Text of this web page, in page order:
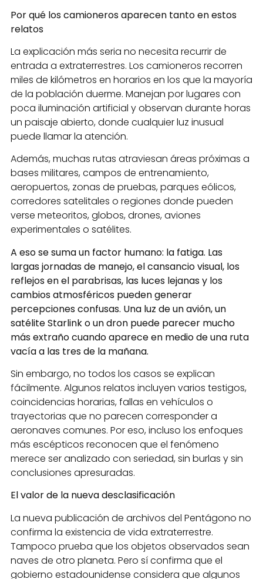
Por qué los camioneros aparecen tanto en estos
relatos
La explicación más seria no necesita recurrir de
entrada a extraterrestres. Los camioneros recorren
miles de kilómetros en horarios en los que la mayoría
de la población duerme. Manejan por lugares con
poca iluminación artificial y observan durante horas
un paisaje abierto, donde cualquier luz inusual
puede llamar la atención.
Además, muchas rutas atraviesan áreas próximas a
bases militares, campos de entrenamiento,
aeropuertos, zonas de pruebas, parques eólicos,
corredores satelitales o regiones donde pueden
verse meteoritos, globos, drones, aviones
experimentales o satélites.
A eso se suma un factor humano: la fatiga. Las
largas jornadas de manejo, el cansancio visual, los
reflejos en el parabrisas, las luces lejanas y los
cambios atmosféricos pueden generar
percepciones confusas. Una luz de un avión, un
satélite Starlink o un dron puede parecer mucho
más extraño cuando aparece en medio de una ruta
vacía a las tres de la mañana.
Sin embargo, no todos los casos se explican
fácilmente. Algunos relatos incluyen varios testigos,
coincidencias horarias, fallas en vehículos o
trayectorias que no parecen corresponder a
aeronaves comunes. Por eso, incluso los enfoques
más escépticos reconocen que el fenómeno
merece ser analizado con seriedad, sin burlas y sin
conclusiones apresuradas.
El valor de la nueva desclasificación
La nueva publicación de archivos del Pentágono no
confirma la existencia de vida extraterrestre.
Tampoco prueba que los objetos observados sean
naves de otro planeta. Pero sí confirma que el
gobierno estadounidense considera que algunos